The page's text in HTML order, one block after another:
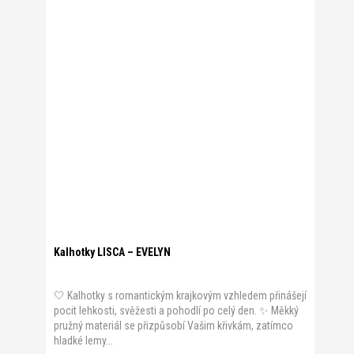
Kalhotky LISCA – EVELYN
🤍 Kalhotky s romantickým krajkovým vzhledem přinášejí
pocit lehkosti, svěžesti a pohodlí po celý den. ✨ Měkký
pružný materiál se přizpůsobí Vašim křivkám, zatímco
hladké lemy...